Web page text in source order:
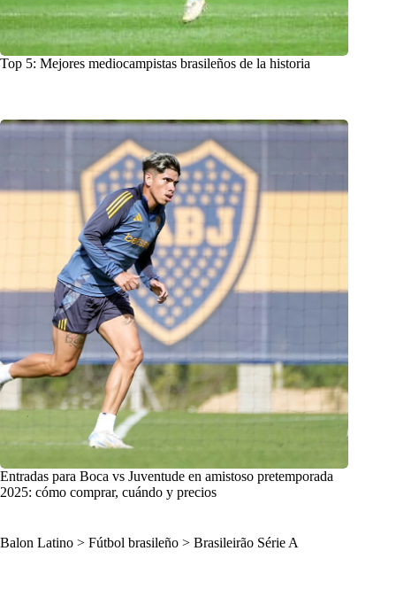
Top 5: Mejores mediocampistas brasileños de la historia
Entradas para Boca vs Juventude en amistoso pretemporada
2025: cómo comprar, cuándo y precios
Balon Latino > Fútbol brasileño > Brasileirão Série A